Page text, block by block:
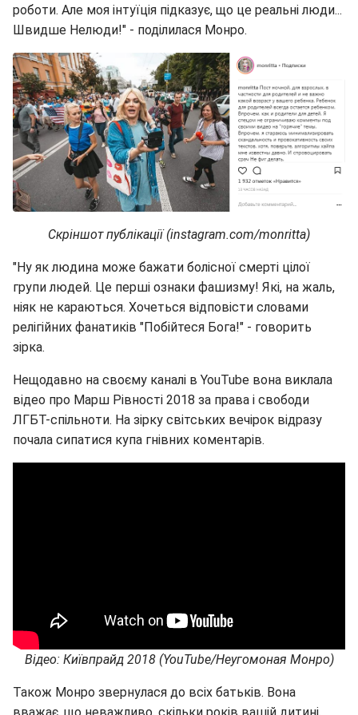
роботи. Але моя інтуїція підказує, що це реальні люди...
Швидше Нелюди!" - поділилася Монро.
Скріншот публікації (instagram.com/monritta)
"Ну як людина може бажати болісної смерті цілої
групи людей. Це перші ознаки фашизму! Які, на жаль,
ніяк не караються. Хочеться відповісти словами
релігійних фанатиків "Побійтеся Бога!" - говорить
зірка.
Нещодавно на своєму каналі в YouTube вона виклала
відео про Марш Рівності 2018 за права і свободи
ЛГБТ-спільноти. На зірку світських вечірок відразу
почала сипатися купа гнівних коментарів.
Відео: Київпрайд 2018 (YouTube/Неугомоная Монро)
Також Монро звернулася до всіх батьків. Вона